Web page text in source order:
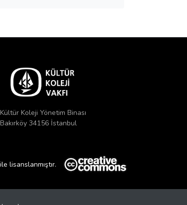
Kültür Koleji Yönetim Binası
Bakırköy 34156 İstanbul
lisanslanmıştır.